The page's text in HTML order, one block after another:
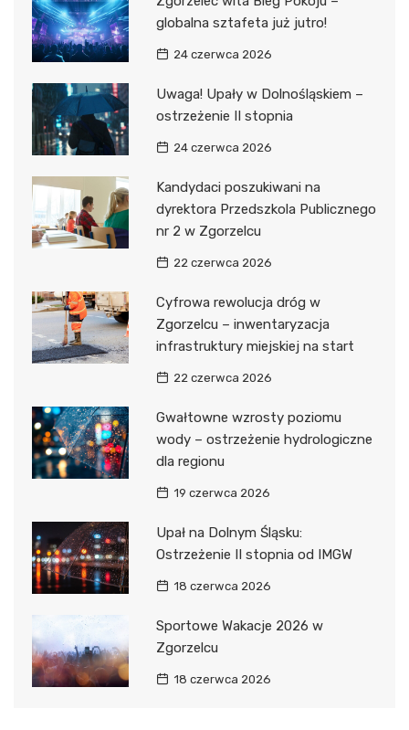
globalna sztafeta już jutro!
24 czerwca 2026
Uwaga! Upały w Dolnośląskiem –
ostrzeżenie II stopnia
24 czerwca 2026
Kandydaci poszukiwani na
dyrektora Przedszkola Publicznego
nr 2 w Zgorzelcu
22 czerwca 2026
Cyfrowa rewolucja dróg w
Zgorzelcu – inwentaryzacja
infrastruktury miejskiej na start
22 czerwca 2026
Gwałtowne wzrosty poziomu
wody – ostrzeżenie hydrologiczne
dla regionu
19 czerwca 2026
Upał na Dolnym Śląsku:
Ostrzeżenie II stopnia od IMGW
18 czerwca 2026
Sportowe Wakacje 2026 w
Zgorzelcu
18 czerwca 2026